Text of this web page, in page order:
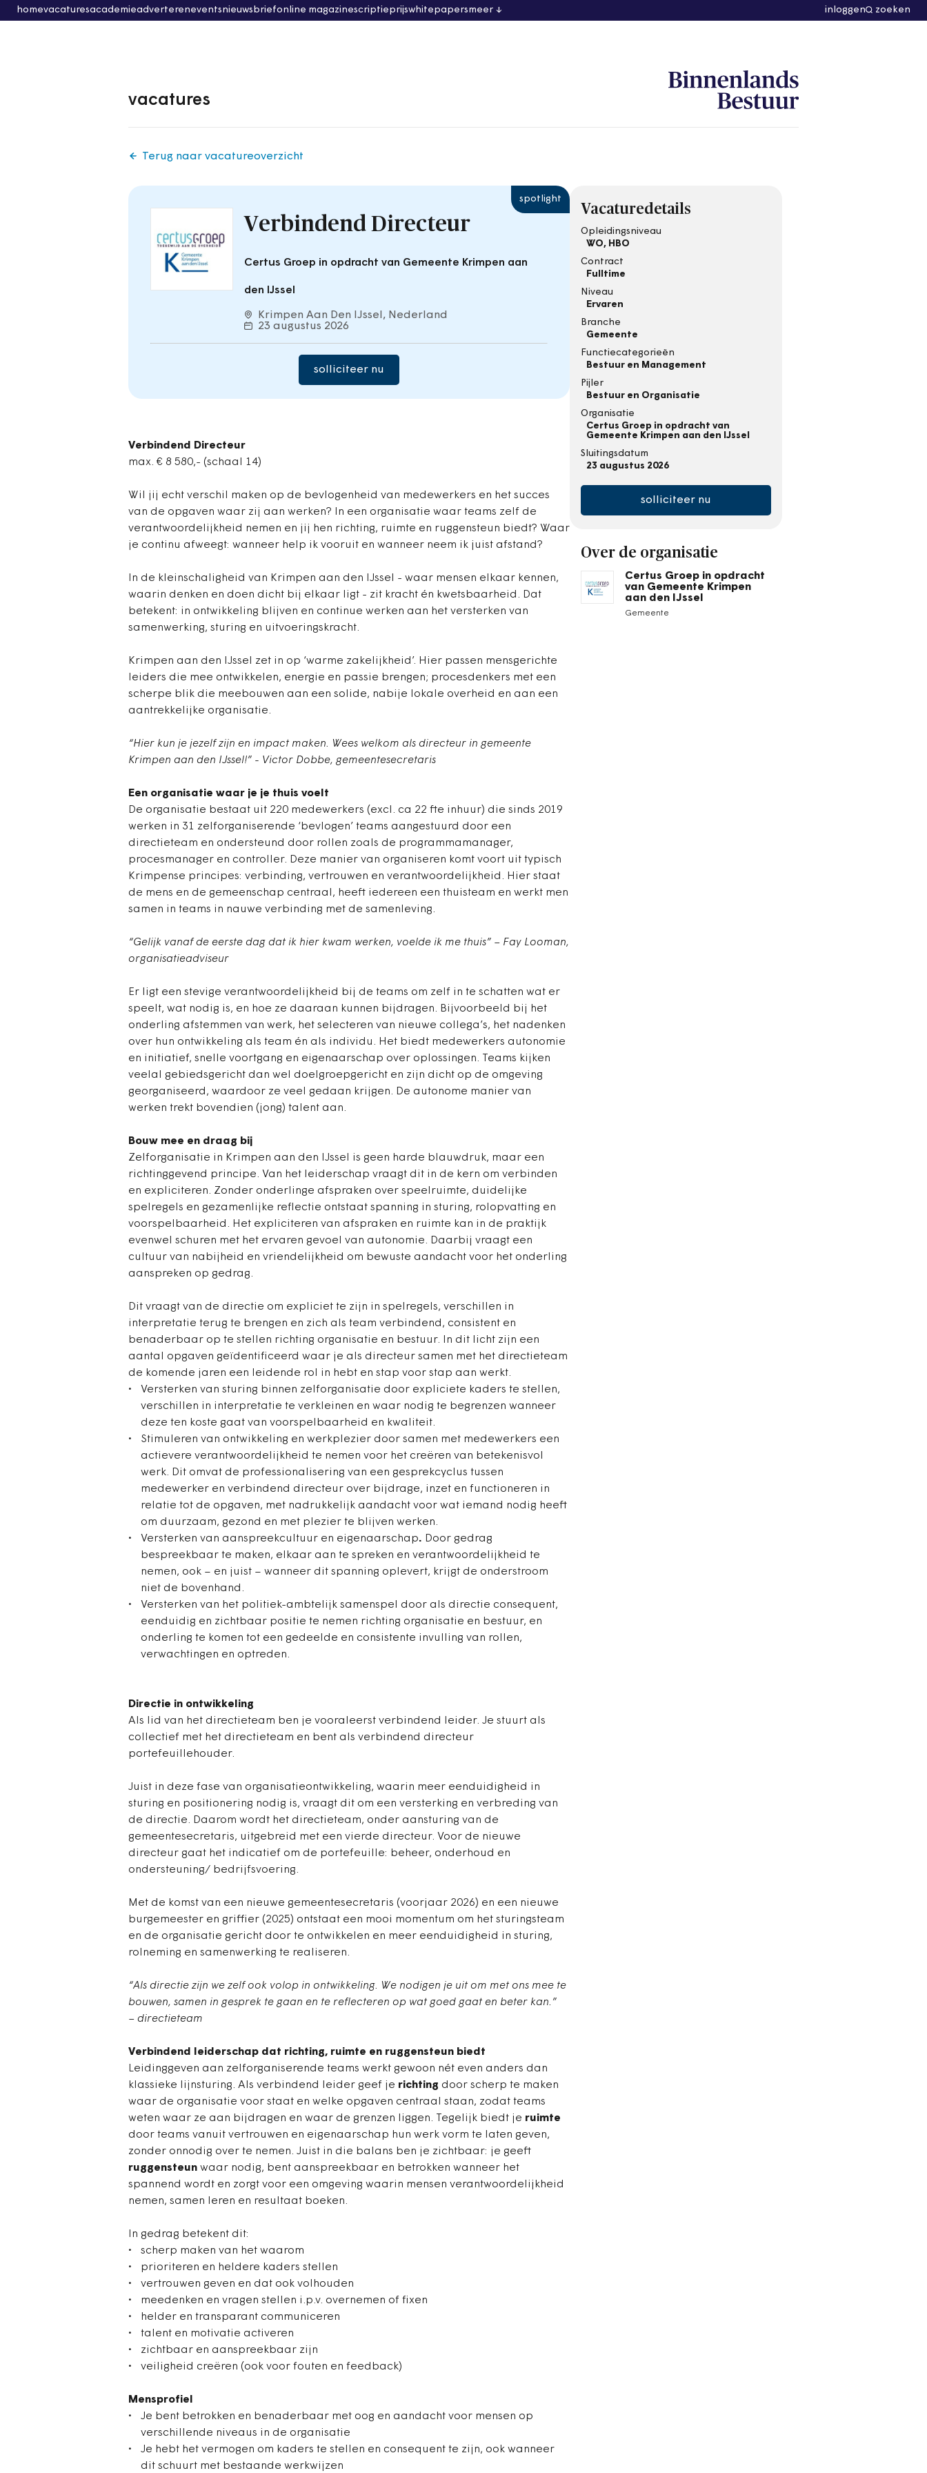
homevacaturesacademieadvertereneventsnieuwsbriefonline magazinescriptieprijswhitepapersmeer inloggen zoeken
vacatures
Terug naar vacatureoverzicht
Verbindend Directeur
Certus Groep in opdracht van Gemeente Krimpen aan
den IJssel
Krimpen Aan Den IJssel, Nederland
23 augustus 2026
solliciteer nu
Verbindend Directeur
max. € 8 580,- (schaal 14)
Wil jij echt verschil maken op de bevlogenheid van medewerkers en het succes
van de opgaven waar zij aan werken? In een organisatie waar teams zelf de
verantwoordelijkheid nemen en jij hen richting, ruimte en ruggensteun biedt? Waar
je continu afweegt: wanneer help ik vooruit en wanneer neem ik juist afstand?
In de kleinschaligheid van Krimpen aan den IJssel - waar mensen elkaar kennen,
waarin denken en doen dicht bij elkaar ligt - zit kracht én kwetsbaarheid. Dat
betekent: in ontwikkeling blijven en continue werken aan het versterken van
samenwerking, sturing en uitvoeringskracht.
Krimpen aan den IJssel zet in op ‘warme zakelijkheid’. Hier passen mensgerichte
leiders die mee ontwikkelen, energie en passie brengen; procesdenkers met een
scherpe blik die meebouwen aan een solide, nabije lokale overheid en aan een
aantrekkelijke organisatie.
“Hier kun je jezelf zijn en impact maken. Wees welkom als directeur in gemeente
Krimpen aan den IJssel!” - Victor Dobbe, gemeentesecretaris
Een organisatie waar je je thuis voelt
De organisatie bestaat uit 220 medewerkers (excl. ca 22 fte inhuur) die sinds 2019
werken in 31 zelforganiserende ‘bevlogen’ teams aangestuurd door een
directieteam en ondersteund door rollen zoals de programmamanager,
procesmanager en controller. Deze manier van organiseren komt voort uit typisch
Krimpense principes: verbinding, vertrouwen en verantwoordelijkheid. Hier staat
de mens en de gemeenschap centraal, heeft iedereen een thuisteam en werkt men
samen in teams in nauwe verbinding met de samenleving.
“Gelijk vanaf de eerste dag dat ik hier kwam werken, voelde ik me thuis” – Fay Looman,
organisatieadviseur
Er ligt een stevige verantwoordelijkheid bij de teams om zelf in te schatten wat er
speelt, wat nodig is, en hoe ze daaraan kunnen bijdragen. Bijvoorbeeld bij het
onderling afstemmen van werk, het selecteren van nieuwe collega’s, het nadenken
over hun ontwikkeling als team én als individu. Het biedt medewerkers autonomie
en initiatief, snelle voortgang en eigenaarschap over oplossingen. Teams kijken
veelal gebiedsgericht dan wel doelgroepgericht en zijn dicht op de omgeving
georganiseerd, waardoor ze veel gedaan krijgen. De autonome manier van
werken trekt bovendien (jong) talent aan.
Bouw mee en draag bij
Zelforganisatie in Krimpen aan den IJssel is geen harde blauwdruk, maar een
richtinggevend principe. Van het leiderschap vraagt dit in de kern om verbinden
en expliciteren. Zonder onderlinge afspraken over speelruimte, duidelijke
spelregels en gezamenlijke reflectie ontstaat spanning in sturing, rolopvatting en
voorspelbaarheid. Het expliciteren van afspraken en ruimte kan in de praktijk
evenwel schuren met het ervaren gevoel van autonomie. Daarbij vraagt een
cultuur van nabijheid en vriendelijkheid om bewuste aandacht voor het onderling
aanspreken op gedrag.
Dit vraagt van de directie om expliciet te zijn in spelregels, verschillen in
interpretatie terug te brengen en zich als team verbindend, consistent en
benaderbaar op te stellen richting organisatie en bestuur. In dit licht zijn een
aantal opgaven geïdentificeerd waar je als directeur samen met het directieteam
de komende jaren een leidende rol in hebt en stap voor stap aan werkt.
Versterken van sturing binnen zelforganisatie door expliciete kaders te stellen,
verschillen in interpretatie te verkleinen en waar nodig te begrenzen wanneer
deze ten koste gaat van voorspelbaarheid en kwaliteit.
Stimuleren van ontwikkeling en werkplezier door samen met medewerkers een
actievere verantwoordelijkheid te nemen voor het creëren van betekenisvol
werk. Dit omvat de professionalisering van een gesprekcyclus tussen
medewerker en verbindend directeur over bijdrage, inzet en functioneren in
relatie tot de opgaven, met nadrukkelijk aandacht voor wat iemand nodig heeft
om duurzaam, gezond en met plezier te blijven werken.
Versterken van aanspreekcultuur en eigenaarschap. Door gedrag
bespreekbaar te maken, elkaar aan te spreken en verantwoordelijkheid te
nemen, ook – en juist – wanneer dit spanning oplevert, krijgt de onderstroom
niet de bovenhand.
Versterken van het politiek-ambtelijk samenspel door als directie consequent,
eenduidig en zichtbaar positie te nemen richting organisatie en bestuur, en
onderling te komen tot een gedeelde en consistente invulling van rollen,
verwachtingen en optreden.
Directie in ontwikkeling
Als lid van het directieteam ben je vooraleerst verbindend leider. Je stuurt als
collectief met het directieteam en bent als verbindend directeur
portefeuillehouder.
Juist in deze fase van organisatieontwikkeling, waarin meer eenduidigheid in
sturing en positionering nodig is, vraagt dit om een versterking en verbreding van
de directie. Daarom wordt het directieteam, onder aansturing van de
gemeentesecretaris, uitgebreid met een vierde directeur. Voor de nieuwe
directeur gaat het indicatief om de portefeuille: beheer, onderhoud en
ondersteuning/ bedrijfsvoering.
Met de komst van een nieuwe gemeentesecretaris (voorjaar 2026) en een nieuwe
burgemeester en griffier (2025) ontstaat een mooi momentum om het sturingsteam
en de organisatie gericht door te ontwikkelen en meer eenduidigheid in sturing,
rolneming en samenwerking te realiseren.
“Als directie zijn we zelf ook volop in ontwikkeling. We nodigen je uit om met ons mee te
bouwen, samen in gesprek te gaan en te reflecteren op wat goed gaat en beter kan.”
– directieteam
Verbindend leiderschap dat richting, ruimte en ruggensteun biedt
Leidinggeven aan zelforganiserende teams werkt gewoon nét even anders dan
klassieke lijnsturing. Als verbindend leider geef je richting door scherp te maken
waar de organisatie voor staat en welke opgaven centraal staan, zodat teams
weten waar ze aan bijdragen en waar de grenzen liggen. Tegelijk biedt je ruimte
door teams vanuit vertrouwen en eigenaarschap hun werk vorm te laten geven,
zonder onnodig over te nemen. Juist in die balans ben je zichtbaar: je geeft
ruggensteun waar nodig, bent aanspreekbaar en betrokken wanneer het
spannend wordt en zorgt voor een omgeving waarin mensen verantwoordelijkheid
nemen, samen leren en resultaat boeken.
In gedrag betekent dit:
scherp maken van het waarom
prioriteren en heldere kaders stellen
vertrouwen geven en dat ook volhouden
meedenken en vragen stellen i.p.v. overnemen of fixen
helder en transparant communiceren
talent en motivatie activeren
zichtbaar en aanspreekbaar zijn
veiligheid creëren (ook voor fouten en feedback)
Mensprofiel
Je bent betrokken en benaderbaar met oog en aandacht voor mensen op
verschillende niveaus in de organisatie
Je hebt het vermogen om kaders te stellen en consequent te zijn, ook wanneer
dit schuurt met bestaande werkwijzen
Vacaturedetails
Opleidingsniveau
WO, HBO
Contract
Fulltime
Niveau
Ervaren
Branche
Gemeente
Functiecategorieën
Bestuur en Management
Pijler
Bestuur en Organisatie
Organisatie
Certus Groep in opdracht van
Gemeente Krimpen aan den IJssel
Sluitingsdatum
23 augustus 2026
solliciteer nu
Over de organisatie
Certus Groep in opdracht
van Gemeente Krimpen
aan den IJssel
Gemeente